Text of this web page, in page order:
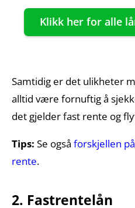
Klikk her for alle
Samtidig er det ulikheter
alltid være fornuftig å
det gjelder fast rente og
Tips: Se ogsåforskjellen
rente.
2. Fastrentelån